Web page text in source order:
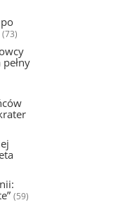
(73)
(59)